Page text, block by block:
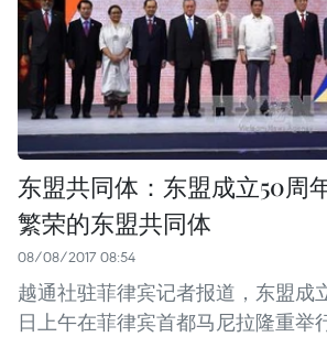
东盟共同体：东盟成立50
繁荣的东盟共同体
08/08/2017 08:54
越通社驻菲律宾记者报道，东盟成
日上午在菲律宾首都马尼拉隆重举